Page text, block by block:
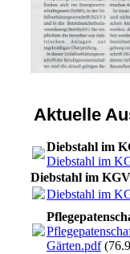
Aktuelle
Diebstahl im
Diebstahl im
Diebstahl im KGV
Diebstahl im
Gärten.pdf